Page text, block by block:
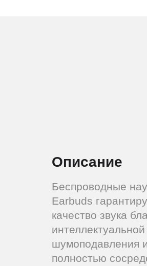
Описание
Беспроводные
Earbuds
качество звука
шумоподавления
полностью